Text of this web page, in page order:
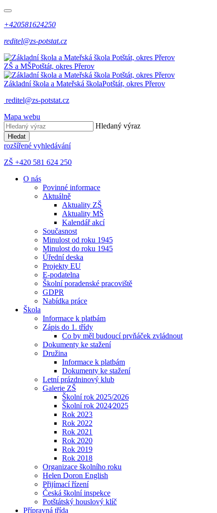
+420581624250
reditel@zs-potstat.cz
ZŠ a MŠPotštát, okres Přerov
Základní škola a Mateřská školaPotštát, okres Přerov
reditel@zs-potstat.cz
Mapa webu
Hledaný výraz
Hledat
rozšířené vyhledávání
ZŠ +420 581 624 250
O nás
Povinné informace
Aktuálně
Aktuality ZŠ
Aktuality MŠ
Kalendář akcí
Současnost
Minulost od roku 1945
Minulost do roku 1945
Úřední deska
Projekty EU
E-podatelna
Školní poradenské pracoviště
GDPR
Nabídka práce
Škola
Informace k platbám
Zápis do 1. třídy
Co by měl budoucí prvňáček zvládnout
Dokumenty ke stažení
Družina
Informace k platbám
Dokumenty ke stažení
Letní prázdninový klub
Galerie ZŠ
Školní rok 2025/2026
Školní rok 2024⁄2025
Rok 2023
Rok 2022
Rok 2021
Rok 2020
Rok 2019
Rok 2018
Organizace školního roku
Helen Doron English
Přijímací řízení
Česká školní inspekce
Potštátský houslový klíč
Přípravná třída